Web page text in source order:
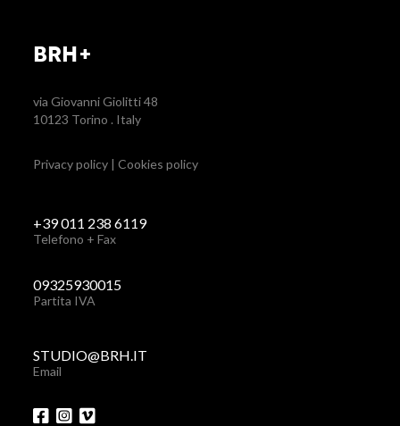
BRH+
via Giovanni Giolitti 48
10123 Torino . Italy
Privacy policy |Cookies policy
+39 011 238 6119
Telefono + Fax
09325930015
Partita IVA
STUDIO@BRH.IT
Email